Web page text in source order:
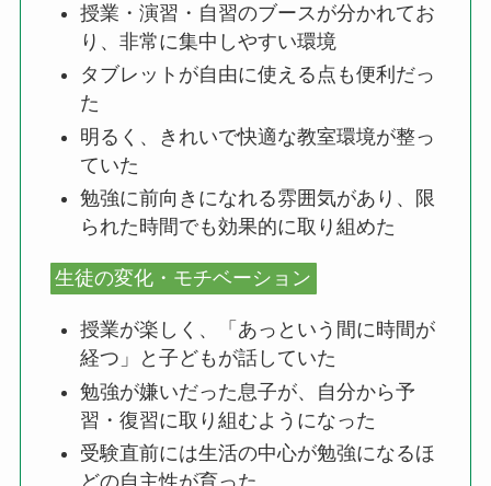
授業・演習・自習のブースが分かれてお
り、非常に集中しやすい環境
タブレットが自由に使える点も便利だっ
た
明るく、きれいで快適な教室環境が整っ
ていた
勉強に前向きになれる雰囲気があり、限
られた時間でも効果的に取り組めた
生徒の変化・モチベーション
授業が楽しく、「あっという間に時間が
経つ」と子どもが話していた
勉強が嫌いだった息子が、自分から予
習・復習に取り組むようになった
受験直前には生活の中心が勉強になるほ